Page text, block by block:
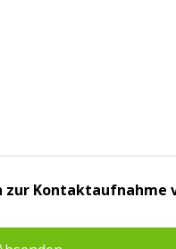
zur